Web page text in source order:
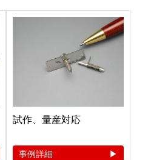
試作、量産対応
事例詳細